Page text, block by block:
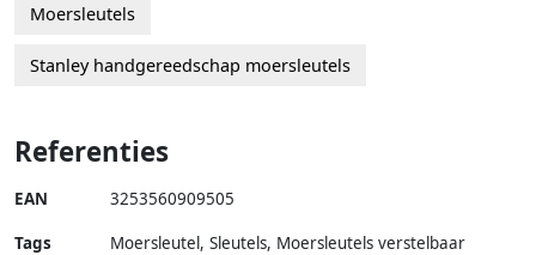
Moersleutels
Stanley handgereedschap moersleutels
Referenties
EAN 3253560909505
Tags
Moersleutel, Sleutels, Moersleutels verstelbaar